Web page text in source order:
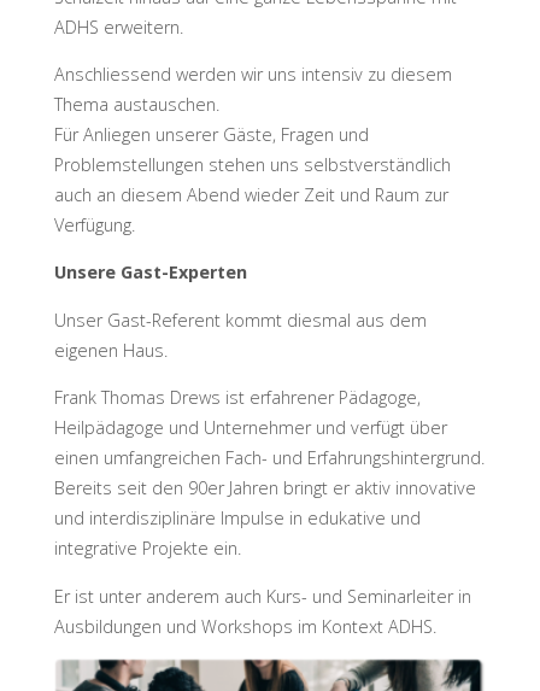
ADHS erweitern.
Anschliessend werden wir uns intensiv zu diesem
Thema austauschen.
Für Anliegen unserer Gäste, Fragen und
Problemstellungen stehen uns selbstverständlich
auch an diesem Abend wieder Zeit und Raum zur
Verfügung.
Unsere Gast-Experten
Unser Gast-Referent kommt diesmal aus dem
eigenen Haus.
Frank Thomas Drews ist erfahrener Pädagoge,
Heilpädagoge und Unternehmer und verfügt über
einen umfangreichen Fach- und Erfahrungshintergrund.
Bereits seit den 90er Jahren bringt er aktiv innovative
und interdisziplinäre Impulse in edukative und
integrative Projekte ein.
Er ist unter anderem auch Kurs- und Seminarleiter in
Ausbildungen und Workshops im Kontext ADHS.